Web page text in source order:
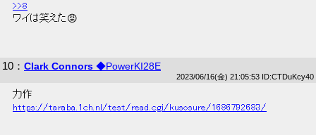
>>8
ワイは笑えた😡
10 ： Clark Connors ◆PowerKI28E
2023/06/16(金) 21:05:53 ID:CTDuKcy40
力作
https://taraba.1ch.nl/test/read.cgi/kusosure/1686792683/